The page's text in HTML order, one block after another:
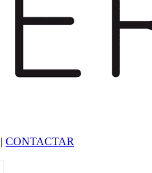
| CONTACTAR